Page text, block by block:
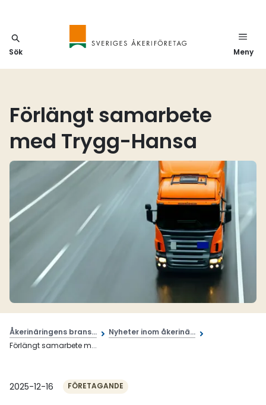
Sök Meny
Förlängt samarbete
med Trygg-Hansa
Åkerinäringens brans...
Nyheter inom åkerinä...
Förlängt samarbete m...
2025-12-16 FÖRETAGANDE